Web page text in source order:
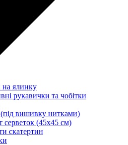
на ялинку
рукавички та чобітки
вишивку нитками)
серветок (45х45 см)
скатертин